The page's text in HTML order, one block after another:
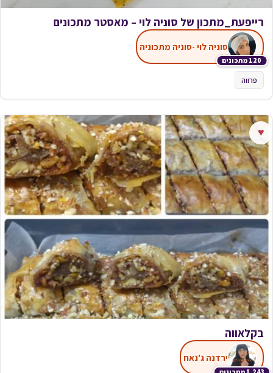
רייפעת_מתכון של סוניה לוי – מאסטר מתכונים
120 מתכונים
סוניה לוי -סוניה מתכוניה
פרווה
♥
בקלאווה
ירדנה ג'נאח